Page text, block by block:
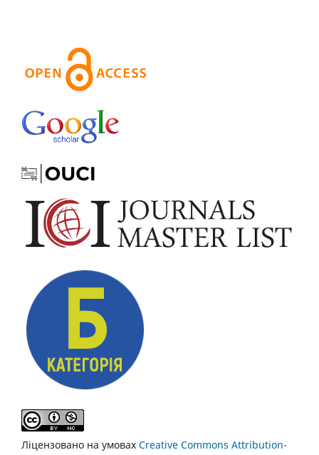
Ліцензовано на умовах Creative Commons Attribution-